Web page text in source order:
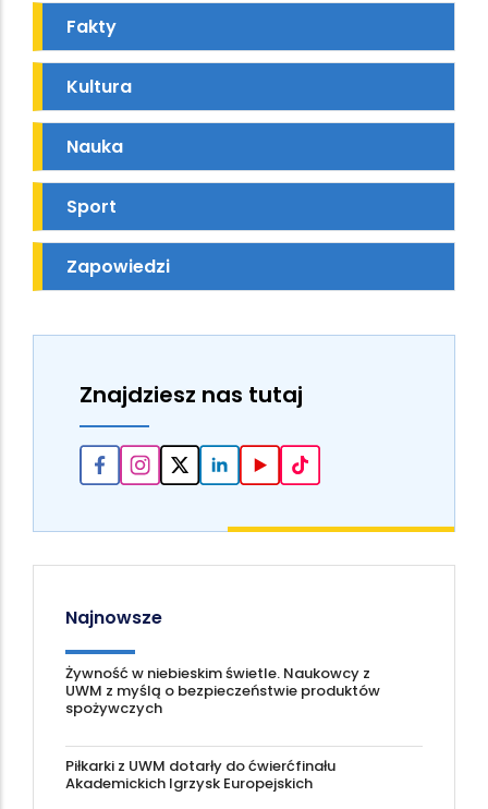
Fakty
Kultura
Nauka
Sport
Zapowiedzi
Znajdziesz nas tutaj
Najnowsze
Żywność w niebieskim świetle. Naukowcy z
UWM z myślą o bezpieczeństwie produktów
spożywczych
Piłkarki z UWM dotarły do ćwierćfinału
Akademickich Igrzysk Europejskich